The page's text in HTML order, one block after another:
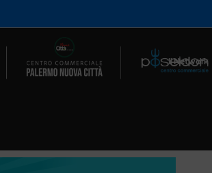
Il Network